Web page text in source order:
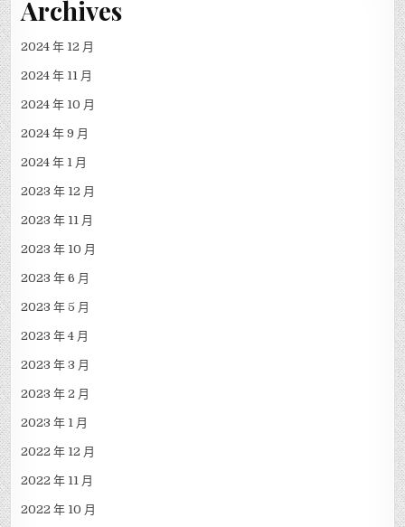
Archives
2024 年 12 月
2024 年 11 月
2024 年 10 月
2024 年 9 月
2024 年 1 月
2023 年 12 月
2023 年 11 月
2023 年 10 月
2023 年 6 月
2023 年 5 月
2023 年 4 月
2023 年 3 月
2023 年 2 月
2023 年 1 月
2022 年 12 月
2022 年 11 月
2022 年 10 月